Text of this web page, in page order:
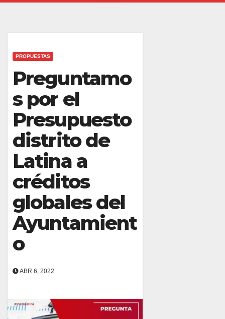
PROPUESTAS
Preguntamo
s por el
Presupuesto
distrito de
Latina a
créditos
globales del
Ayuntamient
o
ABR 6, 2022